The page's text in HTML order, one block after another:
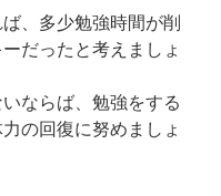
、多少勉強時間が削
だったと考えましょ
ならば、勉強をする
の回復に努めましょ